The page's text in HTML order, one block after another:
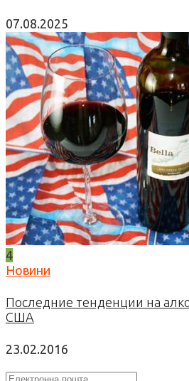
07.08.2025
4
Новини
Последние тенденции на
США
23.02.2016